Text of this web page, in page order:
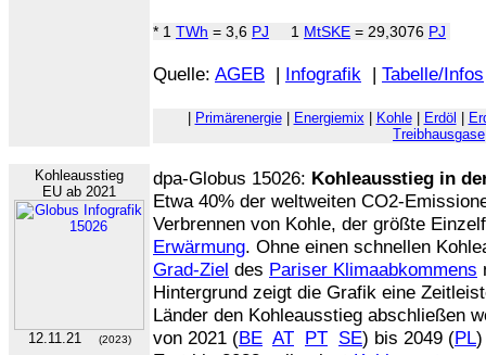
* 1 TWh = 3,6 PJ 1 MtSKE = 29,3076 PJ
Quelle: AGEB | Infografik | Tabelle/Infos
Primärenergie| Energiemix Kohle| Erdöl
Treibhausgase
Kohleausstieg
EU ab 2021
12.11.21 (2023)
dpa-Globus 15026: Kohleausstieg in
Etwa 40% der weltweiten CO2-
Verbrennen von Kohle, der größte
Erwärmung. Ohne einen schnellen
Grad-Ziel des Pariser Klimaabkommens
Hintergrund zeigt die Grafik eine
Länder den Kohleausstieg abschließen
von 2021 (BE AT PT SE) bis 2049 (PL